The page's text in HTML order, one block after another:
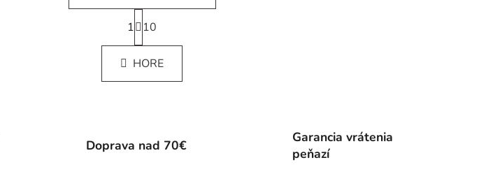
O
v
l
á
i
e
S
t
r
á
n
k
i
1 10
HORE
Doprava nad 70€
Garancia vrátenia
peňazí